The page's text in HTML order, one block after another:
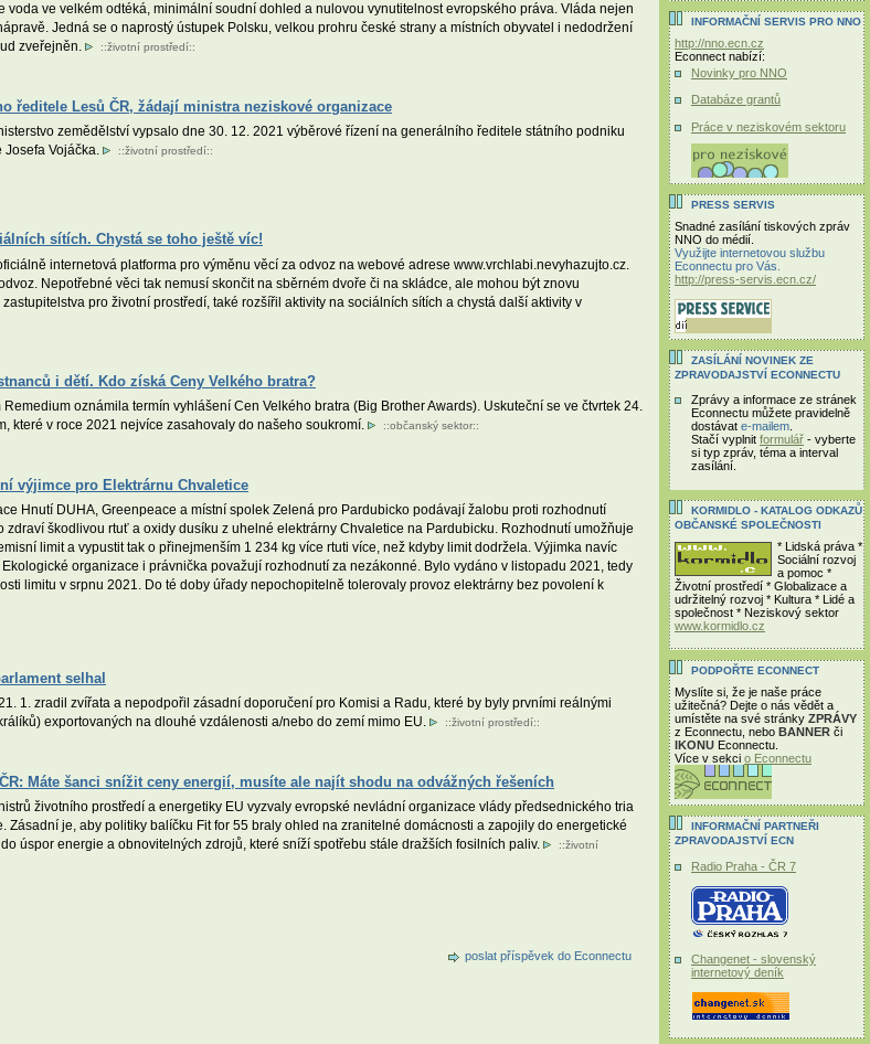
ve velkém odtéká, minimální soudní dohled a nulovou vynutitelnost evropského práva. Vláda nejen
Jedná se o naprostý ústupek Polsku, velkou prohru české strany a místních obyvatel i nedodržení
zveřejněn.
::životní prostředí::
ředitele Lesů ČR, žádají ministra neziskové organizace
zemědělství vypsalo dne 30. 12. 2021 výběrové řízení na generálního ředitele státního podniku
Josefa Vojáčka.
::životní prostředí::
sítích. Chystá se toho ještě víc!
internetová platforma pro výměnu věcí za odvoz na webové adrese www.vrchlabi.nevyhazujto.cz.
Nepotřebné věci tak nemusí skončit na sběrném dvoře či na skládce, ale mohou být znovu
pro životní prostředí, také rozšířil aktivity na sociálních sítích a chystá další aktivity v
i dětí. Kdo získá Ceny Velkého bratra?
oznámila termín vyhlášení Cen Velkého bratra (Big Brother Awards). Uskuteční se ve čtvrtek 24.
které v roce 2021 nejvíce zasahovaly do našeho soukromí.
::občanský sektor::
výjimce pro Elektrárnu Chvaletice
Hnutí DUHA, Greenpeace a místní spolek Zelená pro Pardubicko podávají žalobu proti rozhodnutí
škodlivou rtuť a oxidy dusíku z uhelné elektrárny Chvaletice na Pardubicku. Rozhodnutí umožňuje
limit a vypustit tak o přinejmenším 1 234 kg více rtuti více, než kdyby limit dodržela. Výjimka navíc
organizace i právnička považují rozhodnutí za nezákonné. Bylo vydáno v listopadu 2021, tedy
limitu v srpnu 2021. Do té doby úřady nepochopitelně tolerovaly provoz elektrárny bez povolení k
selhal
1. zradil zvířata a nepodpořil zásadní doporučení pro Komisi a Radu, které by byly prvními reálnými
exportovaných na dlouhé vzdálenosti a/nebo do zemí mimo EU.
::životní prostředí::
Máte šanci snížit ceny energií, musíte ale najít shodu na odvážných řešeních
životního prostředí a energetiky EU vyzvaly evropské nevládní organizace vlády předsednického tria
je, aby politiky balíčku Fit for 55 braly ohled na zranitelné domácnosti a zapojily do energetické
úspor energie a obnovitelných zdrojů, které sníží spotřebu stále dražších fosilních paliv.
::životní
poslat příspěvek do Econnectu
INFORMAČNÍ SERVIS PRO NNO
http://nno.ecn.cz
Econnect nabízí:
Novinky pro NNO
Databáze grantů
Práce v neziskovém sektoru
PRESS SERVIS
Snadné zasílání tiskových zpráv
NNO do médií.
Využijte internetovou službu
Econnectu pro Vás.
http://press-servis.ecn.cz/
ZASÍLÁNÍ NOVINEK ZE
ZPRAVODAJSTVÍ ECONNECTU
Zprávy a informace ze stránek
Econnectu můžete pravidelně
dostávat e-mailem
Stačí vyplnit formulář - vyberte
si typ zpráv, téma a interval
zasílání.
KORMIDLO - KATALOG ODKAZŮ
OBČANSKÉ SPOLEČNOSTI
* Lidská práva *
Sociální rozvoj
a pomoc *
Životní prostředí * Globalizace a
udržitelný rozvoj * Kultura * Lidé a
společnost * Neziskový sektor
www.kormidlo.cz
PODPOŘTE ECONNECT
Myslíte si, že je naše práce
užitečná? Dejte o nás vědět a
umístěte na své stránky ZPRÁVY
z Econnectu, nebo BANNER či
IKONU Econnectu.
Více v sekci o Econnectu
INFORMAČNÍ PARTNEŘI
ZPRAVODAJSTVÍ ECN
Radio Praha - ČR 7
Changenet - slovenský
internetový deník